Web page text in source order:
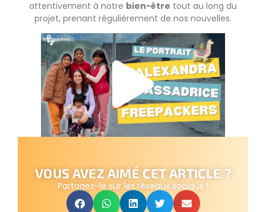
attentivement à notre bien-être tout au long du
projet, prenant régulièrement de nos nouvelles.
VOUS AVEZ AIMÉ CET ARTICLE ?
Partagez-le sur les réseaux sociaux !